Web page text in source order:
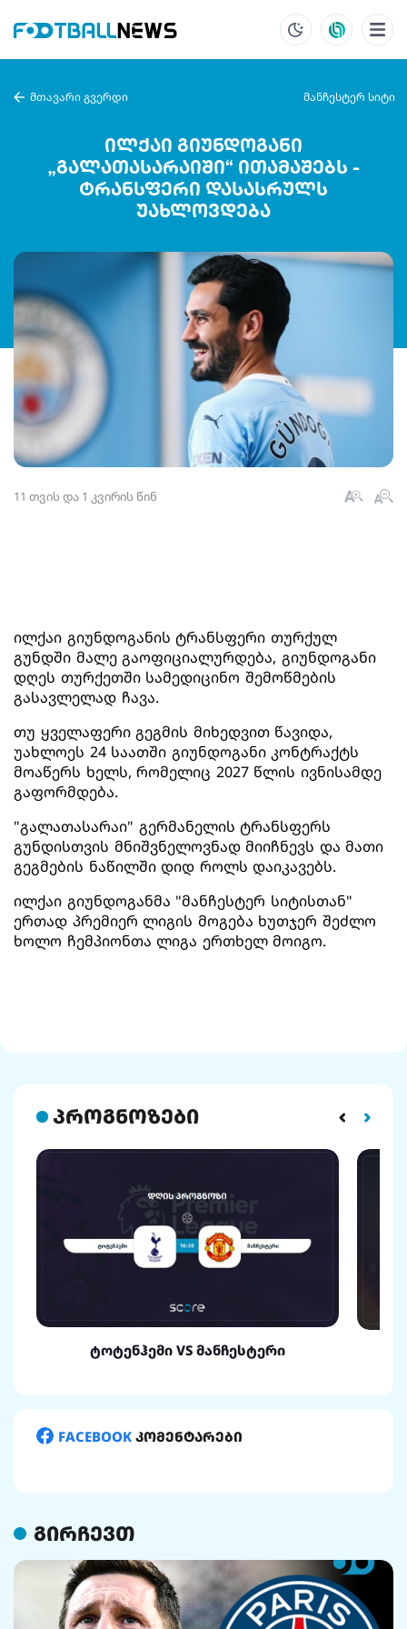
მთავარი გვერდი მანჩესტერ სიტი
ილქაი გიუნდოგანი
„გალათასარაიში“ ითამაშებს -
ტრანსფერი დასასრულს
უახლოვდება
11 თვის და 1 კვირის წინ
ილქაი გიუნდოგანის ტრანსფერი თურქულ
გუნდში მალე გაოფიციალურდება, გიუნდოგანი
დღეს თურქეთში სამედიცინო შემოწმების
გასავლელად ჩავა.
თუ ყველაფერი გეგმის მიხედვით წავიდა,
უახლოეს 24 საათში გიუნდოგანი კონტრაქტს
მოაწერს ხელს, რომელიც 2027 წლის ივნისამდე
გაფორმდება.
"გალათასარაი" გერმანელის ტრანსფერს
გუნდისთვის მნიშვნელოვნად მიიჩნევს და მათი
გეგმების ნაწილში დიდ როლს დაიკავებს.
ილქაი გიუნდოგანმა "მანჩესტერ სიტისთან"
ერთად პრემიერ ლიგის მოგება ხუთჯერ შეძლო
ხოლო ჩემპიონთა ლიგა ერთხელ მოიგო.
პროგნოზები
ტოტენჰემი VS მანჩესტერი
FACEBOOK კომენტარები
გირჩევთ